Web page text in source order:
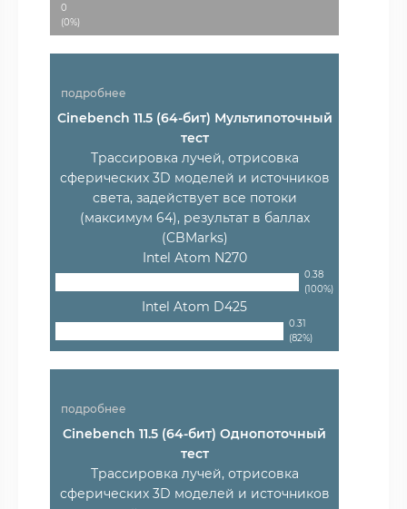
0
(0%)
подробнее
Cinebench 11.5 (64-бит) Мультипоточный
тест
Трассировка лучей, отрисовка
сферических 3D моделей и источников
света, задействует все потоки
(максимум 64), результат в баллах
(CBMarks)
Intel Atom N270
0.38
(100%)
Intel Atom D425
0.31
(82%)
подробнее
Cinebench 11.5 (64-бит) Однопоточный
тест
Трассировка лучей, отрисовка
сферических 3D моделей и источников